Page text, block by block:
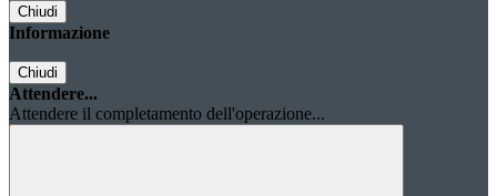
Chiudi
Informazione
Chiudi
Attendere...
Attendere il completamento dell'operazione...